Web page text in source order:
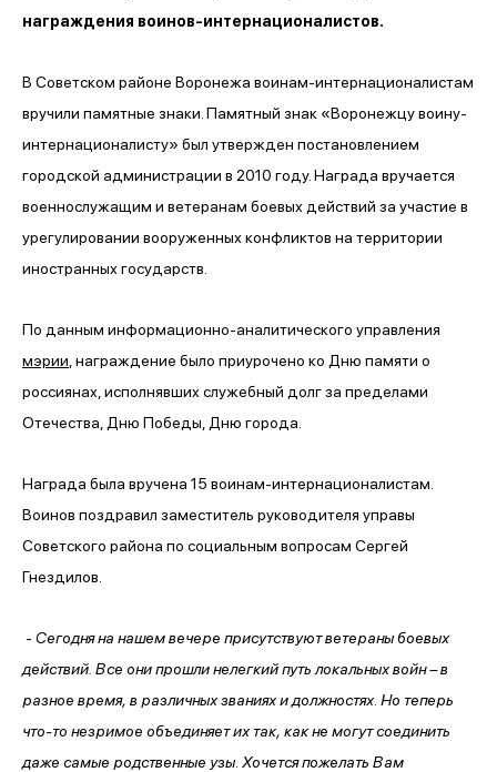
награждения воинов-интернационалистов.
В Советском районе Воронежа воинам-интернационалистам
вручили памятные знаки. Памятный знак «Воронежцу воину-
интернационалисту» был утвержден постановлением
городской администрации в 2010 году. Награда вручается
военнослужащим и ветеранам боевых действий за участие в
урегулировании вооруженных конфликтов на территории
иностранных государств.
По данным информационно-аналитического управления
мэрии , награждение было приурочено ко Дню памяти о
россиянах, исполнявших служебный долг за пределами
Отечества, Дню Победы, Дню города.
Награда была вручена 15 воинам-интернационалистам.
Воинов поздравил заместитель руководителя управы
Советского района по социальным вопросам Сергей
Гнездилов.
- Сегодня на нашем вечере присутствуют ветераны боевых
действий. Все они прошли нелегкий путь локальных войн – в
разное время, в различных званиях и должностях. Но теперь
что-то незримое объединяет их так, как не могут соединить
даже самые родственные узы. Хочется пожелать Вам